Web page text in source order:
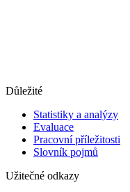
Důležité
Statistiky a analýzy
Evaluace
Pracovní příležitosti
Slovník pojmů
Užitečné odkazy